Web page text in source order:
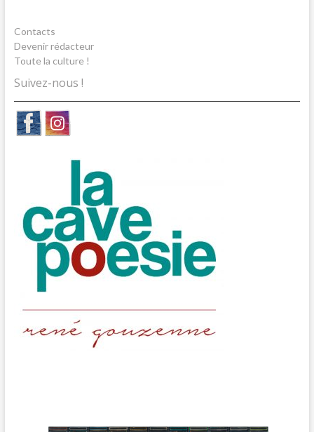
Contacts
Devenir rédacteur
Toute la culture !
Suivez-nous !